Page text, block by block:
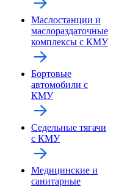
Маслостанции и
маслораздаточные
комплексы с КМУ
Бортовые
автомобили с
КМУ
Седельные тягачи
с КМУ
Медицинские и
санитарные